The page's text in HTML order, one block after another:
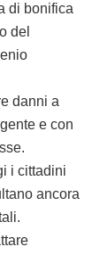
di bonifica
del
danni a
e con
i cittadini
ancora